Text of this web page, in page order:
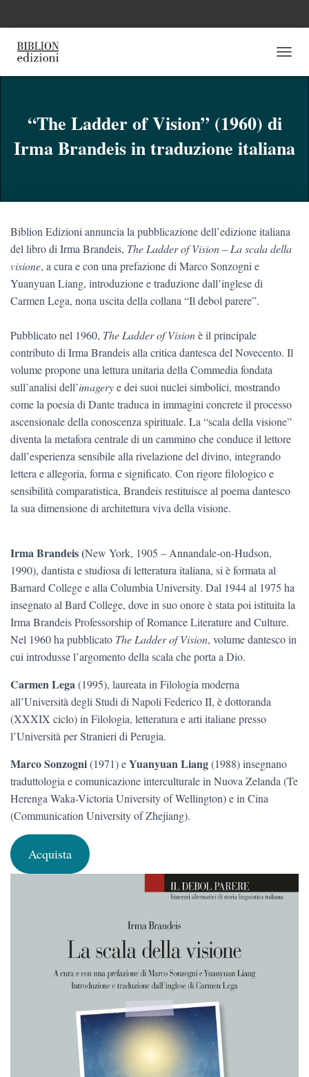
A
I
G
G
“The Ladder of Vision” (1960) di
Irma Brandeis in traduzione italiana
Biblion Edizioni annuncia la pubblicazione dell’edizione italiana
del libro di Irma Brandeis, The Ladder of Vision ‒ La scala della
visione, a cura e con una prefazione di Marco Sonzogni e
Yuanyuan Liang, introduzione e traduzione dall’inglese di
Carmen Lega, nona uscita della collana “Il debol parere”.
Pubblicato nel 1960, The Ladder of Visionè il principale
contributo di Irma Brandeis alla critica dantesca del Novecento. Il
volume propone una lettura unitaria della Commedia fondata
sull’analisi dell’imagerye dei suoi nuclei simbolici, mostrando
come la poesia di Dante traduca in immagini concrete il processo
ascensionale della conoscenza spirituale. La “scala della visione”
diventa la metafora centrale di un cammino che conduce il lettore
dall’esperienza sensibile alla rivelazione del divino, integrando
lettera e allegoria, forma e signiﬁcato. Con rigore ﬁlologico e
sensibilità comparatistica, Brandeis restituisce al poema dantesco
la sua dimensione di architettura viva della visione.
Irma Brandeis (New York, 1905 – Annandale-on-Hudson,
1990), dantista e studiosa di letteratura italiana, si è formata al
Barnard College e alla Columbia University. Dal 1944 al 1975 ha
insegnato al Bard College, dove in suo onore è stata poi istituita la
Irma Brandeis Professorship of Romance Literature and Culture.
Nel 1960 ha pubblicato The Ladder of Vision, volume dantesco in
cui introdusse l’argomento della scala che porta a Dio.
Carmen Lega(1995), laureata in Filologia moderna
all’Università degli Studi di Napoli Federico II, è dottoranda
(XXXIX ciclo) in Filologia, letteratura e arti italiane presso
l’Università per Stranieri di Perugia.
Marco Sonzogni(1971) eYuanyuan Liang(1988) insegnano
traduttologia e comunicazione interculturale in Nuova Zelanda (Te
Herenga Waka-Victoria University of Wellington) e in Cina
(Communication University of Zhejiang).
Acquista